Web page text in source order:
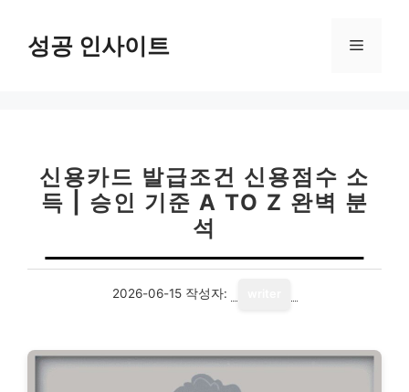
성공 인사이트 메
신용카드 발급조건 신용점수 소
득 | 승인 기준 A TO Z 완벽 분
석
2026-06-15 작성자: